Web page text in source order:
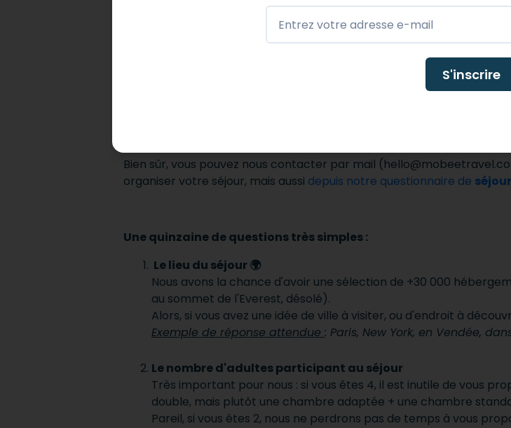
Organiser un séjour accessible avec son handicap, c'est
sur-mesure. Mais comment ça marche ?
Bien sûr, vous pouvez nous contacter par mail
organiser votre séjour, mais aussi depuis notre questionnaire de
Une quinzaine de questions très simples :
Le lieu du séjour 🌍
Nous avons la chance d'avoir une sélection de +30 000
au sommet de l'Everest, désolé).
Alors, si vous avez une idée de ville à visiter, ou d'endroit à
Exemple de réponse attendue : Paris, New York, en Vendée,
Le nombre d'adultes participant au séjour
Très important pour nous : si vous êtes 4, il est inutile de vous
double, mais plutôt une chambre adaptée + une chambre
Pareil, si vous êtes 2, nous ne perdrons pas de temps à vous
S'inscrire